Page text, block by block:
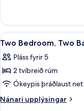
svefnsófa
(Mobility
Accessible,
Roll-
in
Shower)
-
stórt
rúm
með
svefnsófa
(Mobility
Accessible,
Roll-
Skoða
allar
myndir
fyrir
Two
Bedroom,
8
Two Bedroom, Two
Pláss fyrir 5
2 tvíbreið rúm
Ókeypis þráðlaust net
Nánari upplýsingar
Nánari